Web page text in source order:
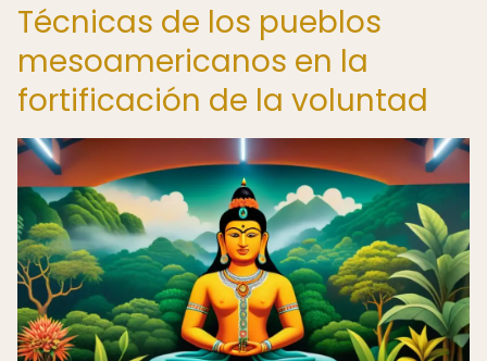
Técnicas de los pueblos
mesoamericanos en la
fortificación de la voluntad